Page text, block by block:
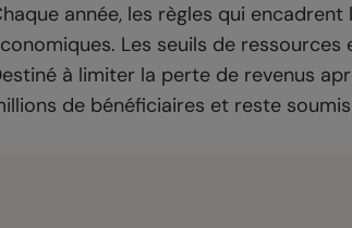
année, les règles qui
Les seuils de
à limiter la perte de revenus
de bénéficiaires et reste